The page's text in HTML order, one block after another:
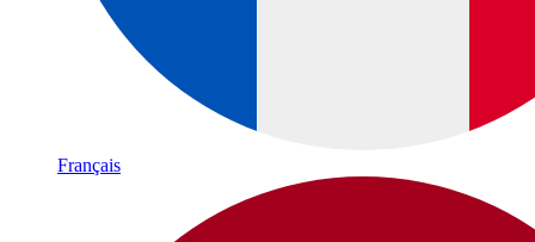
Français